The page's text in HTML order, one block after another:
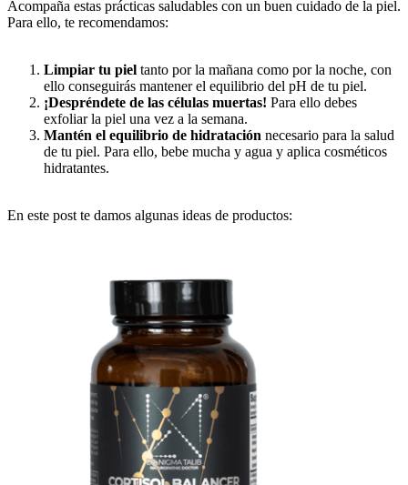
Acompaña estas prácticas saludables con un buen cuidado de la piel.
Para ello, te recomendamos:
Limpiar tu piel tanto por la mañana como por la noche, con
ello conseguirás mantener el equilibrio del pH de tu piel.
¡Despréndete de las células muertas! Para ello debes
exfoliar la piel una vez a la semana.
Mantén el equilibrio de hidratación necesario para la salud
de tu piel. Para ello, bebe mucha y agua y aplica cosméticos
hidratantes.
En este post te damos algunas ideas de productos: